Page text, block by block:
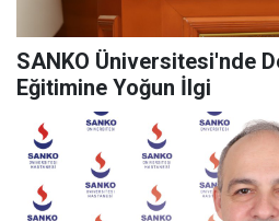
SANKO Üniversitesi'nde
Eğitimine Yoğun İlgi